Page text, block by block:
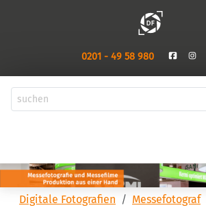
0201 - 49 58 980
Digitale Fotografien Messefotograf